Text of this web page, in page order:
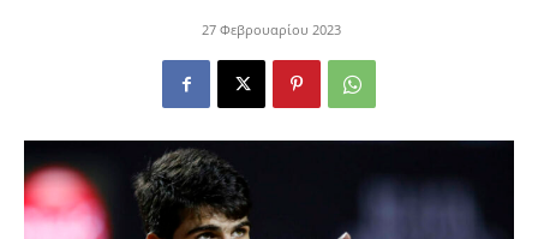
27 Φεβρουαρίου 2023